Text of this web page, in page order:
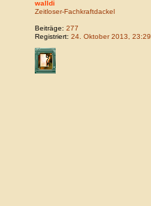
walldi
Zeitloser-Fachkraftdackel
Beiträge: 277
Registriert: 24. Oktober 2013, 23:29